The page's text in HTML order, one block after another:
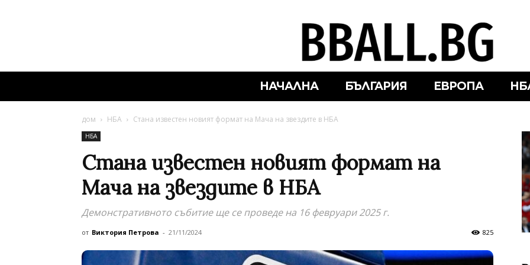
НАЧАЛНА БЪЛГАРИЯ ЕВРОПА
дом НБА Стана известен новият формат на Мача на звездите в НБА
НБА
Стана известен новият формат на
Мача на звездите в НБА
Демонстративното събитие ще се проведе на 16 февруари 2025 г.
от Виктория Петрова - 21/11/2024 825